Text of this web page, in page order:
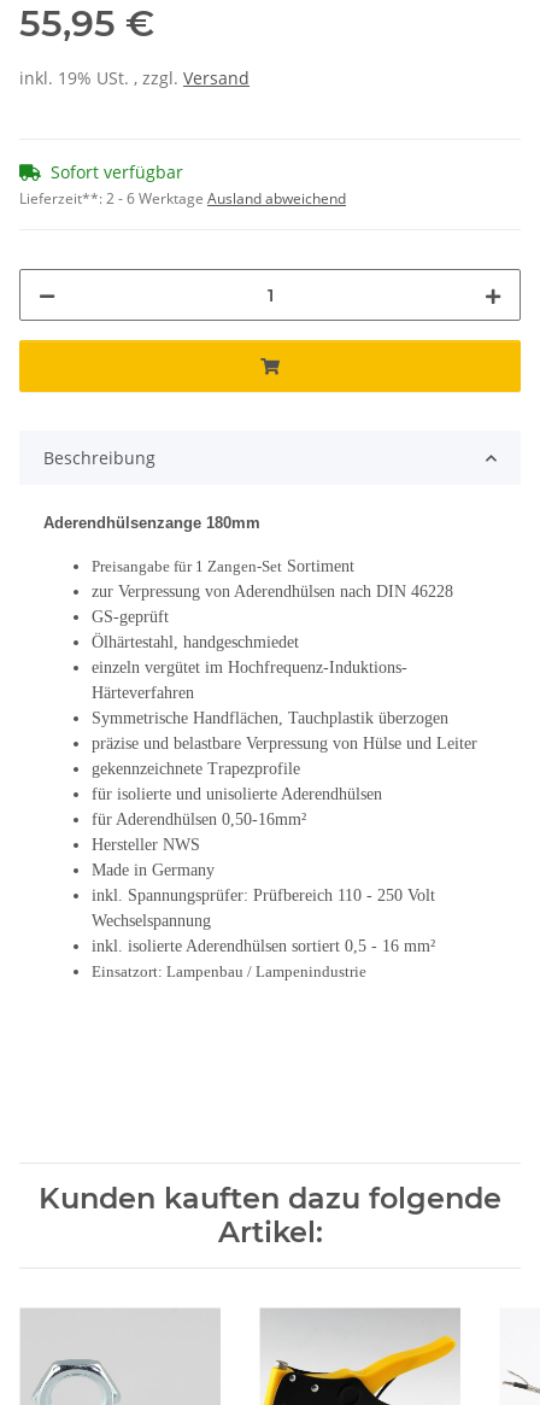
55,95 €
inkl. 19% USt. , zzgl. Versand
Sofort verfügbar
Lieferzeit**:2 - 6 Werktage Ausland abweichend
Beschreibung
Aderendhülsenzange 180mm
Preisangabe für 1 Zangen-Set Sortiment
zur Verpressung von Aderendhülsen nach DIN 46228
GS-geprüft
Ölhärtestahl, handgeschmiedet
einzeln vergütet im Hochfrequenz-Induktions-
Härteverfahren
Symmetrische Handflächen, Tauchplastik überzogen
präzise und belastbare Verpressung von Hülse und Leiter
gekennzeichnete Trapezprofile
für isolierte und unisolierte Aderendhülsen
für Aderendhülsen 0,50-16mm²
Hersteller NWS
Made in Germany
inkl. Spannungsprüfer: Prüfbereich 110 - 250 Volt
Wechselspannung
inkl. isolierte Aderendhülsen sortiert 0,5 - 16 mm²
Einsatzort: Lampenbau / Lampenindustrie
Kunden kauften dazu folgende
Artikel: